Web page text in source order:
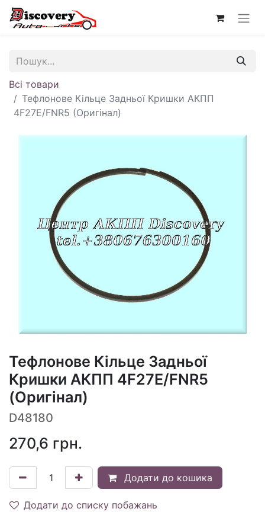
Всі товари
Тефлонове Кільце Задньої Кришки АКПП
4F27E/FNR5 (Оригінал)
Тефлонове Кільце Задньої
Кришки АКПП 4F27E/FNR5
(Оригінал)
D48180
270,6 грн.
Додати до кошика
Додати до списку побажань